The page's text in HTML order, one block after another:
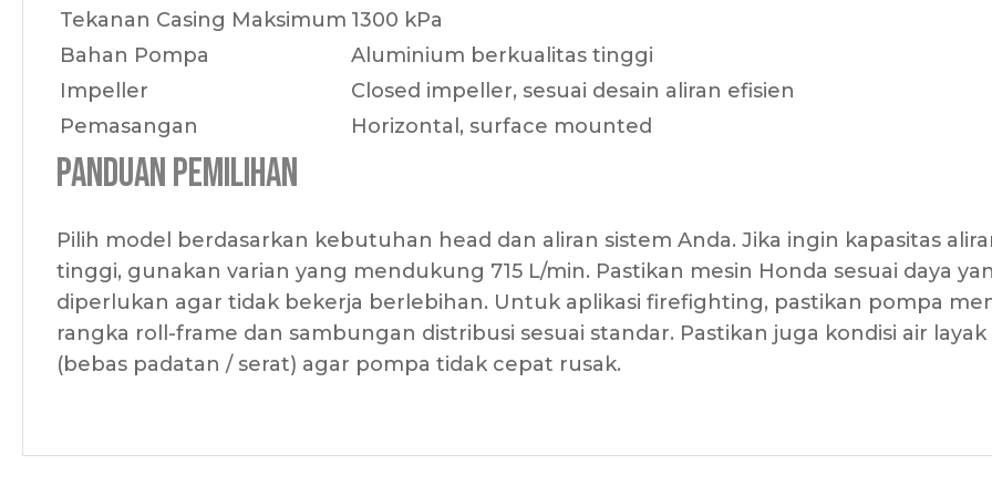
Tekanan Casing Maksimum 1300 kPa
Bahan Pompa
Aluminium berkualitas tinggi
Impeller
Closed impeller, sesuai desain aliran efisien
Pemasangan
Horizontal, surface mounted
Panduan Pemilihan
Pilih model berdasarkan kebutuhan head dan aliran sistem Anda. Jika ingin kapasitas
tinggi, gunakan varian yang mendukung 715 L/min. Pastikan mesin Honda sesuai daya
diperlukan agar tidak bekerja berlebihan. Untuk aplikasi firefighting, pastikan pompa
rangka roll-frame dan sambungan distribusi sesuai standar. Pastikan juga kondisi air layak
(bebas padatan / serat) agar pompa tidak cepat rusak.